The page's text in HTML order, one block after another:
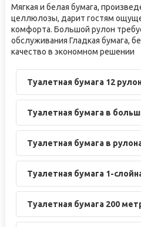
Мягкая и белая бумага,
целлюлозы, дарит гостям
комфорта. Большой рулон
обслуживания Гладкая бумага,
качество в экономном решении
Туалетная бумага 12
Туалетная бумага в
Туалетная бумага в
Туалетная бумага 1-
Туалетная бумага 200